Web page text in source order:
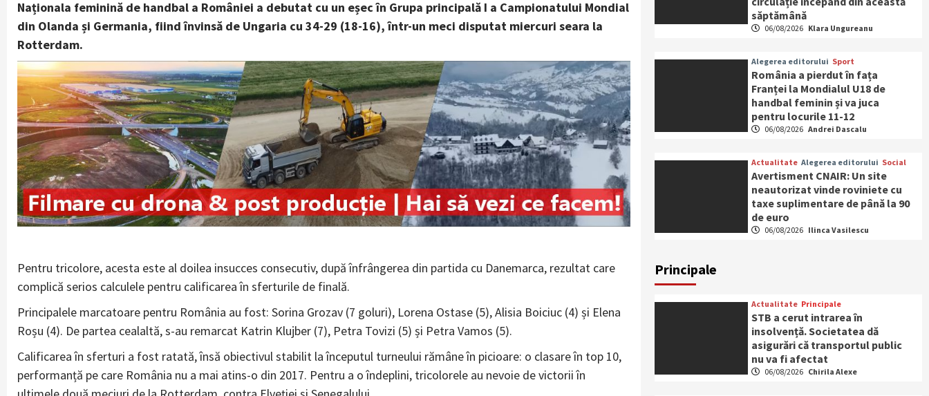
Naționala feminină de handbal a României a debutat cu un eșec în Grupa principală I a Campionatului Mondial
din Olanda și Germania, fiind învinsă de Ungaria cu 34-29 (18-16), într-un meci disputat miercuri seara la
Rotterdam.
Pentru tricolore, acesta este al doilea insucces consecutiv, după înfrângerea din partida cu Danemarca, rezultat care
complică serios calculele pentru calificarea în sferturile de finală.
Principalele marcatoare pentru România au fost: Sorina Grozav (7 goluri), Lorena Ostase (5), Alisia Boiciuc (4) și Elena
Roșu (4). De partea cealaltă, s-au remarcat Katrin Klujber (7), Petra Tovizi (5) și Petra Vamos (5).
Calificarea în sferturi a fost ratată, însă obiectivul stabilit la începutul turneului rămâne în picioare: o clasare în top 10,
performanță pe care România nu a mai atins-o din 2017. Pentru a o îndeplini, tricolorele au nevoie de victorii în
săptămână
06/08/2026 Klara Ungureanu
Alegerea editorului Sport
România a pierdut în fața
Franței la Mondialul U18 de
handbal feminin și va juca
pentru locurile 11-12
06/08/2026 Andrei Dascalu
Actualitate Alegerea editorului Social
Avertisment CNAIR: Un site
neautorizat vinde roviniete cu
taxe suplimentare de până la 90
de euro
06/08/2026 Ilinca Vasilescu
Principale
Actualitate Principale
STB a cerut intrarea în
insolvență. Societatea dă
asigurări că transportul public
nu va fi afectat
06/08/2026 Chirila Alexe